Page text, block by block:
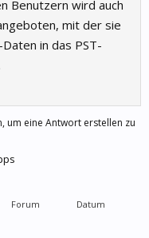
Benutzern wird auch
mit der sie
in das PST-
um eine Antwort erstellen zu
Forum Datum